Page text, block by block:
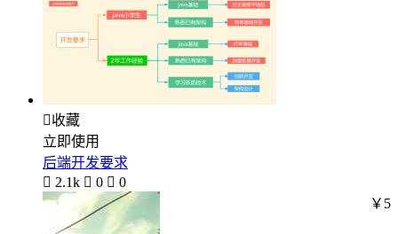
收藏
立即使用
后端开发要求
 2.1k  0  0
￥5